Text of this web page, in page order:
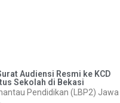
Audiensi Resmi ke KCD
Sekolah di Bekasi
Pendidikan (LBP2) Jawa